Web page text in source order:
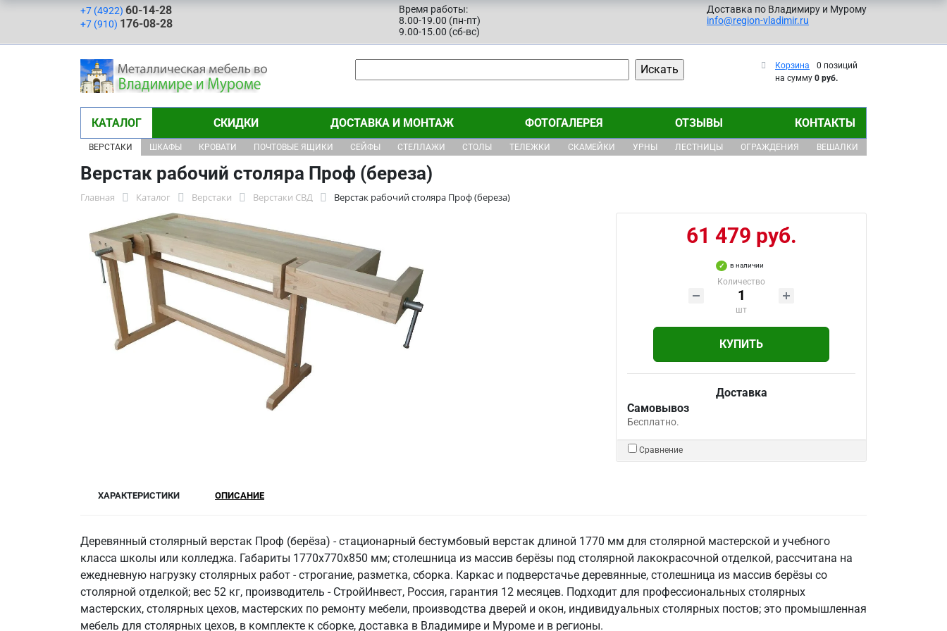
+7 (4922) 60-14-28
+7 (910) 176-08-28
Время работы:
8.00-19.00 (пн-пт)
9.00-15.00 (сб-вс)
Доставка по Владимиру и Мурому
info@region-vladimir.ru
Корзина
0 позиций
на сумму 0 руб.
КАТАЛОГ СКИДКИ ДОСТАВКА И МОНТАЖ ФОТОГАЛЕРЕЯ ОТЗЫВЫ КОНТАКТЫ
ВЕРСТАКИ ШКАФЫ КРОВАТИ ПОЧТОВЫЕ ЯЩИКИ СЕЙФЫ СТЕЛЛАЖИ СТОЛЫ ТЕЛЕЖКИ СКАМЕЙКИ УРНЫ ЛЕСТНИЦЫ ОГРАЖДЕНИЯ ВЕШАЛКИ
Верстак рабочий столяра Проф (береза)
Главная Каталог Верстаки Верстаки СВД Верстак рабочий столяра Проф (береза)
61 479 руб.
в наличии
Количество
шт
КУПИТЬ
Доставка
Самовывоз
Бесплатно.
Сравнение
ХАРАКТЕРИСТИКИ ОПИСАНИЕ
Деревянный столярный верстак Проф (берёза) - стационарный бестумбовый верстак длиной 1770 мм для столярной мастерской и учебного
класса школы или колледжа. Габариты 1770х770х850 мм; столешница из массив берёзы под столярной лакокрасочной отделкой, рассчитана на
ежедневную нагрузку столярных работ - строгание, разметка, сборка. Каркас и подверстачье деревянные, столешница из массив берёзы со
столярной отделкой; вес 52 кг, производитель - СтройИнвест, Россия, гарантия 12 месяцев. Подходит для профессиональных столярных
мастерских, столярных цехов, мастерских по ремонту мебели, производства дверей и окон, индивидуальных столярных постов; это промышленная
мебель для столярных цехов, в комплекте к сборке, доставка в Владимире и Муроме и в регионы.